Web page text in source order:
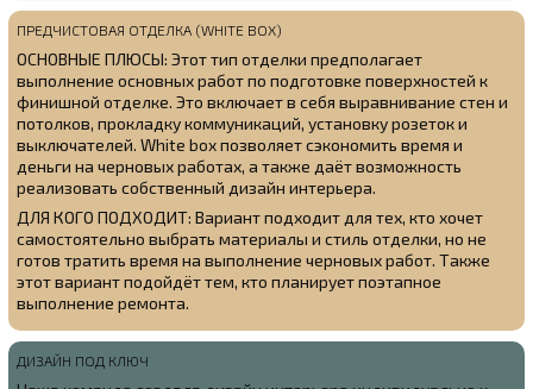
ПРЕДЧИСТОВАЯ ОТДЕЛКА (WHITE BOX)
ОСНОВНЫЕ ПЛЮСЫ: Этот тип отделки предполагает
выполнение основных работ по подготовке поверхностей к
финишной отделке. Это включает в себя выравнивание стен и
потолков, прокладку коммуникаций, установку розеток и
выключателей. White box позволяет сэкономить время и
деньги на черновых работах, а также даёт возможность
реализовать собственный дизайн интерьера.
ДЛЯ КОГО ПОДХОДИТ: Вариант подходит для тех, кто хочет
самостоятельно выбрать материалы и стиль отделки, но не
готов тратить время на выполнение черновых работ. Также
этот вариант подойдёт тем, кто планирует поэтапное
выполнение ремонта.
ДИЗАЙН ПОД КЛЮЧ